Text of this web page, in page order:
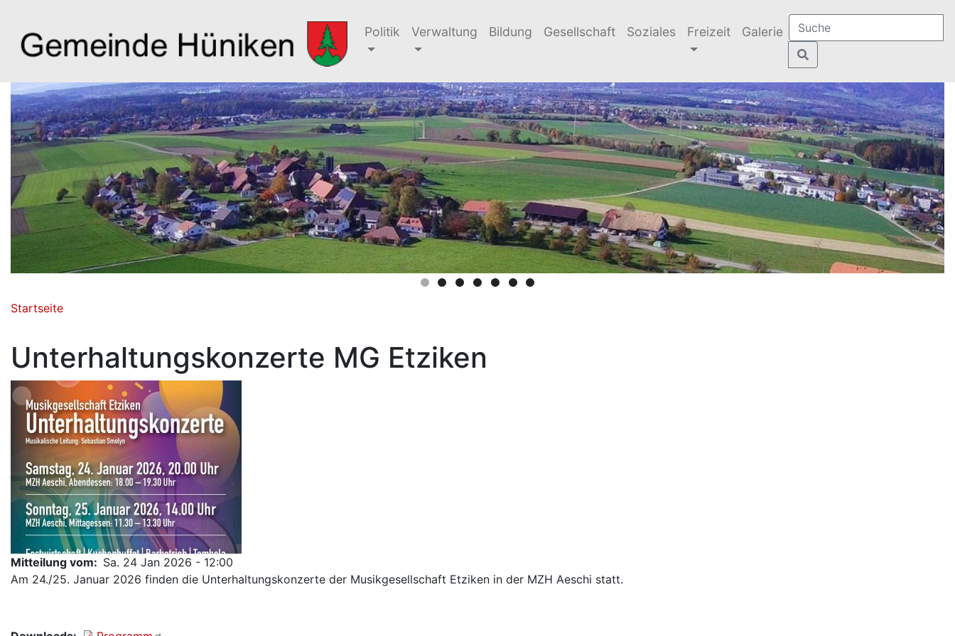
Politik Verwaltung Bildung Gesellschaft Soziales Freizeit Galerie
Pfadnavigation
Startseite
Unterhaltungskonzerte MG Etziken
Mitteilung vom
Sa. 24 Jan 2026 - 12:00
Am 24./25. Januar 2026 finden die Unterhaltungskonzerte der Musikgesellschaft Etziken in der MZH Aeschi statt.